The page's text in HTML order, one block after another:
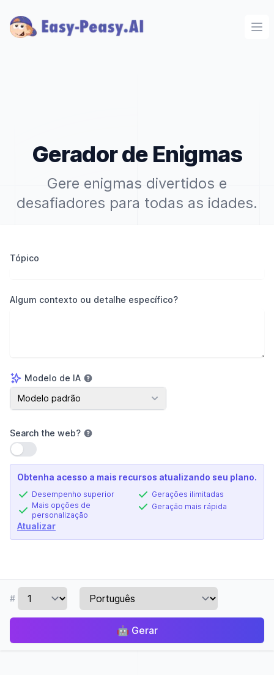
Gerador de Enigmas
Gere enigmas divertidos e
desafiadores para todas as idades.
Tópico
Algum contexto ou detalhe específico?
Modelo de IA
Modelo de IA
Modelo padrão
Search the web?
Usar configuração
Obtenha acesso a mais recursos atualizando seu plano.
Desempenho superior
Mais opções de
personalização
Gerações ilimitadas
Geração mais rápida
Atualizar
#
🤖 Gerar